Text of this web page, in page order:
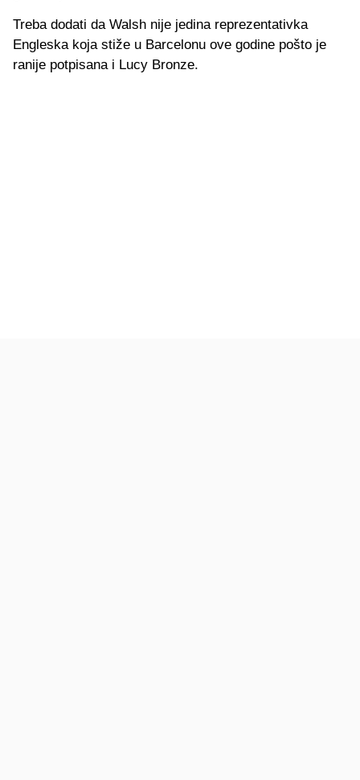
Treba dodati da Walsh nije jedina reprezentativka
Engleska koja stiže u Barcelonu ove godine pošto je
ranije potpisana i Lucy Bronze.